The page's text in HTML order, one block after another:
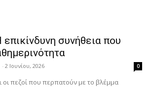
συνήθεια που
- 2 Ιουνίου, 2026 0
οι πεζοί που περπατούν με το βλέμμα